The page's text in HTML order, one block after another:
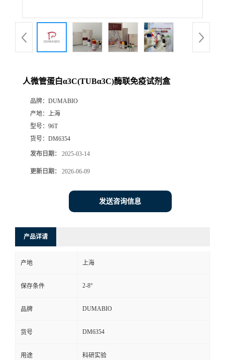
品
系
方
人微管蛋白α3C(TUBα3C)酶联免疫试剂盒
品牌： DUMABIO
产地： 上海
型号： 96T
货号： DM6354
发布日期： 2025-03-14
更新日期： 2026-06-09
发送咨询信息
产品详请
产地 上海
保存条件 2-8°
品牌 DUMABIO
货号 DM6354
用途 科研实验